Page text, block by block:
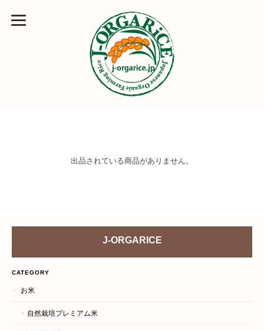
出品されている商品がありません。
J-ORGARICE
CATEGORY
お米
自然栽培プレミアム米